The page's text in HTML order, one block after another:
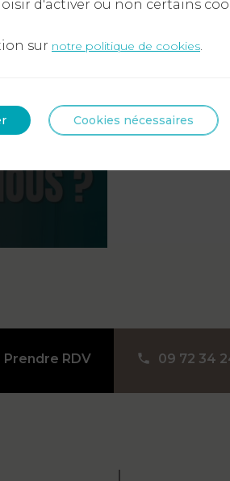
−
Prendre RDV 09 72 34
d'activer ou non certains
sur notre politique de cookies
Cookies nécessaires